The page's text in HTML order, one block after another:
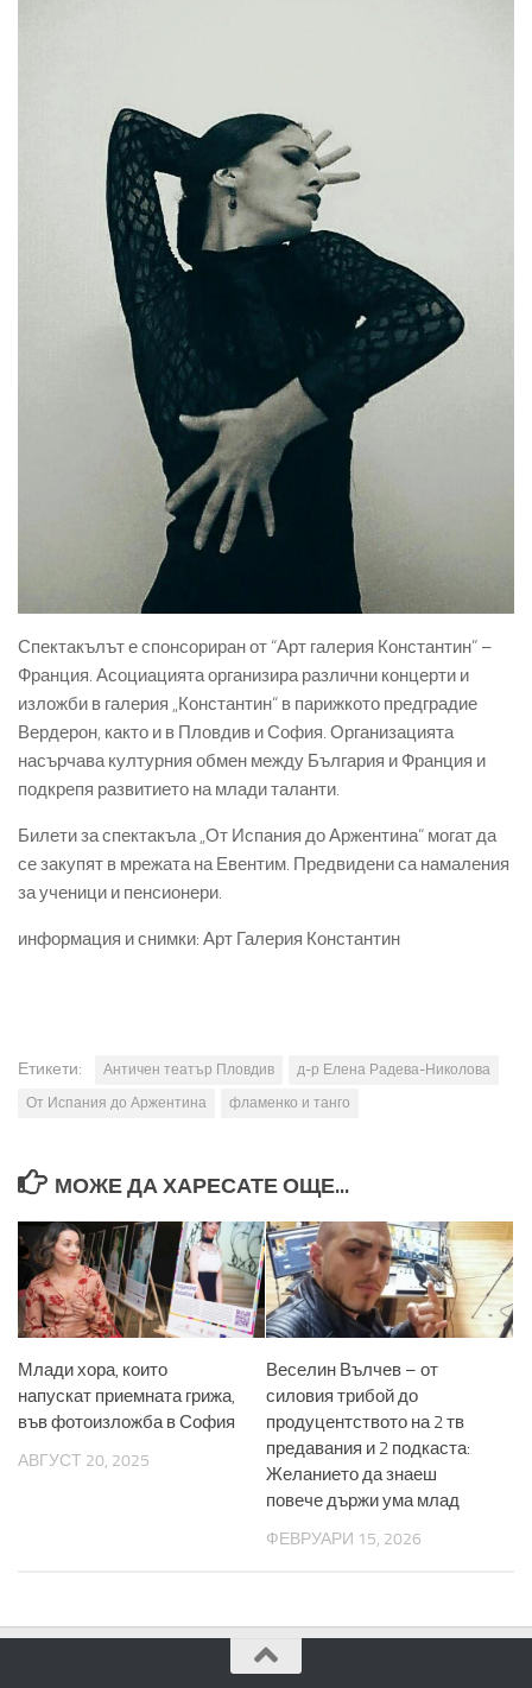
Спектакълът е спонсориран от “Арт галерия Константин” –
Франция. Асоциацията организира различни концерти и
изложби в галерия „Константин“ в парижкото предградие
Вердерон, както и в Пловдив и София. Организацията
насърчава културния обмен между България и Франция и
подкрепя развитието на млади таланти.
Билети за спектакъла „От Испания до Аржентина“ могат да
се закупят в мрежата на Евентим. Предвидени са намаления
за ученици и пенсионери.
информация и снимки: Арт Галерия Константин
Етикети: Античен театър Пловдив
д-р Елена Радева-Николова
От Испания до Аржентина
фламенко и танго
МОЖЕ ДА ХАРЕСАТЕ ОЩЕ...
Млади хора, които
напускат приемната грижа,
във фотоизложба в София
АВГУСТ 20, 2025
Веселин Вълчев – от
силовия трибой до
продуцентството на 2 тв
предавания и 2 подкаста:
Желанието да знаеш
повече държи ума млад
ФЕВРУАРИ 15, 2026